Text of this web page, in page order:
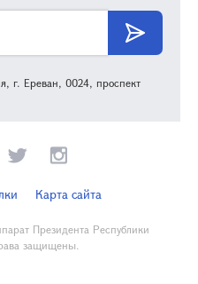
г. Ереван, 0024, проспект
Карта сайта
Президента Республики
защищены.